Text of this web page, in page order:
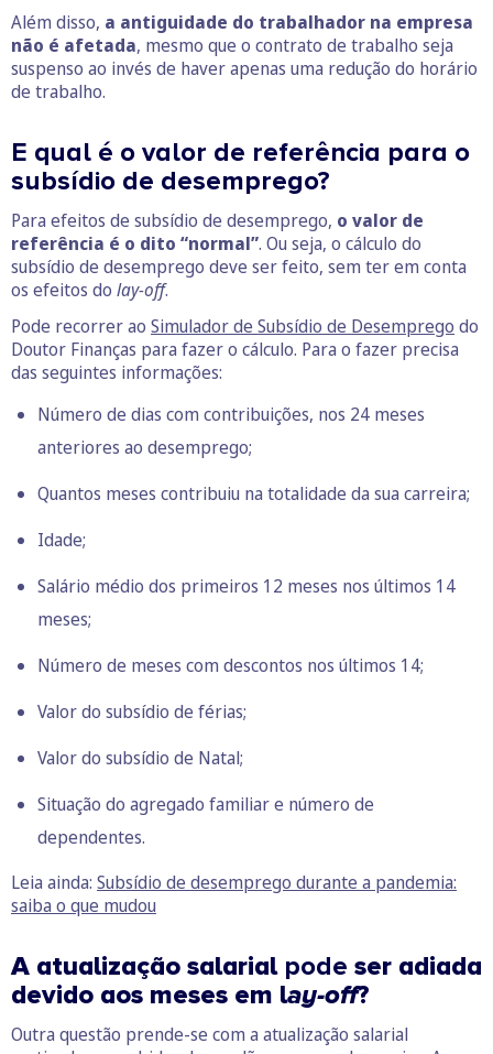
Além disso, a antiguidade do trabalhador na empresa
não é afetada, mesmo que o contrato de trabalho seja
suspenso ao invés de haver apenas uma redução do horário
de trabalho.
E qual é o valor de referência para o
subsídio de desemprego?
Para efeitos de subsídio de desemprego, o valor de
referência é o dito “normal”. Ou seja, o cálculo do
subsídio de desemprego deve ser feito, sem ter em conta
os efeitos do lay-off.
Pode recorrer ao Simulador de Subsídio de Desemprego do
Doutor Finanças para fazer o cálculo. Para o fazer precisa
das seguintes informações:
Número de dias com contribuições, nos 24 meses
anteriores ao desemprego;
Quantos meses contribuiu na totalidade da sua carreira;
Idade;
Salário médio dos primeiros 12 meses nos últimos 14
meses;
Número de meses com descontos nos últimos 14;
Valor do subsídio de férias;
Valor do subsídio de Natal;
Situação do agregado familiar e número de
dependentes.
Leia ainda: Subsídio de desemprego durante a pandemia:
saiba o que mudou
A atualização salarial pode ser adiada
devido aos meses em lay-off?
Outra questão prende-se com a atualização salarial